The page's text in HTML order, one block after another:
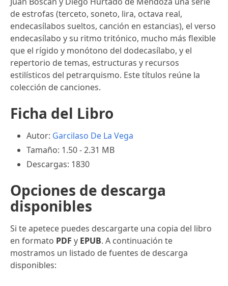
de estrofas (terceto, soneto, lira, octava real,
endecasílabos sueltos, canción en estancias), el verso
endecasílabo y su ritmo tritónico, mucho más flexible
que el rígido y monótono del dodecasílabo, y el
repertorio de temas, estructuras y recursos
estilísticos del petrarquismo. Este títulos reúne la
colección de canciones.
Ficha del Libro
Autor: Garcilaso De La Vega
Tamaño: 1.50 - 2.31 MB
Descargas: 1830
Opciones de descarga
disponibles
Si te apetece puedes descargarte una copia del libro
en formato PDF y EPUB. A continuación te
mostramos un listado de fuentes de descarga
disponibles: